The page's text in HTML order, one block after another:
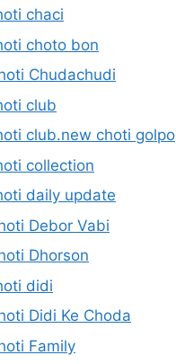
chaci
choto bon
Chudachudi
club
club.new choti golpo
collection
daily update
Debor Vabi
Dhorson
didi
Didi Ke Choda
Family